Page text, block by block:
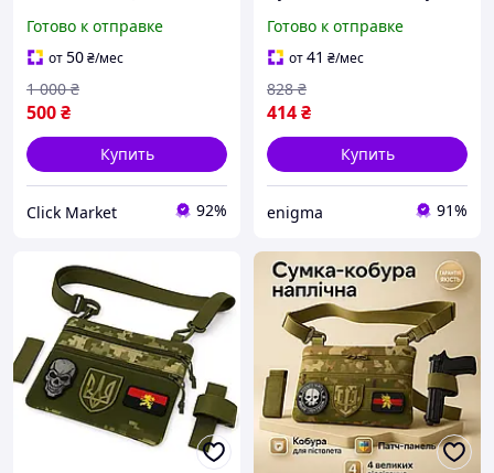
боди, Мужские сумки
через плечо JP-28
Готово к отправке
от50₴/мес
500₴
1 000 ₴
Купить
Click Market 92%
Тактическая нагрудная
для мужчин JH-56
Готово к отправке
от41 ₴/мес
414₴
828 ₴
Купить
enigma 91%